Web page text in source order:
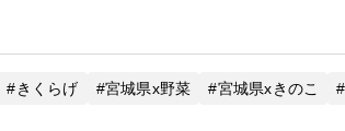
きくらげ 宮城県x野菜 宮城県xきのこ